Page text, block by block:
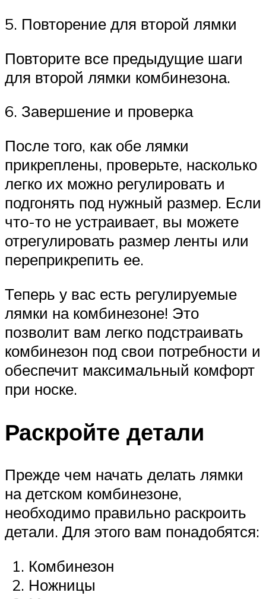
5. Повторение для второй лямки
Повторите все предыдущие шаги
для второй лямки комбинезона.
6. Завершение и проверка
После того, как обе лямки
прикреплены, проверьте, насколько
легко их можно регулировать и
подгонять под нужный размер. Если
что-то не устраивает, вы можете
отрегулировать размер ленты или
переприкрепить ее.
Теперь у вас есть регулируемые
лямки на комбинезоне! Это
позволит вам легко подстраивать
комбинезон под свои потребности и
обеспечит максимальный комфорт
при носке.
Раскройте детали
Прежде чем начать делать лямки
на детском комбинезоне,
необходимо правильно раскроить
детали. Для этого вам понадобятся:
Комбинезон
Ножницы